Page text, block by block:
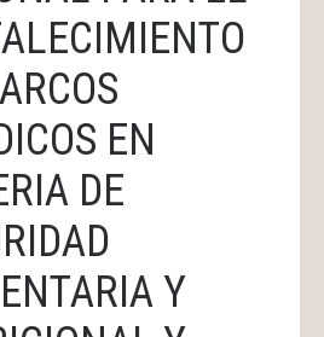
EN
DE
Y